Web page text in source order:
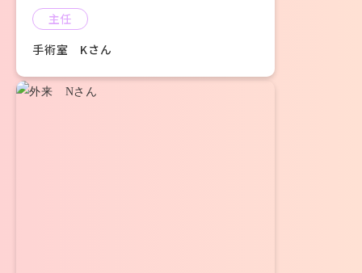
主任
手術室 Kさん